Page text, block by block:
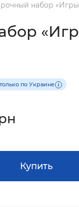
набор «Игры
по Украине
Купить